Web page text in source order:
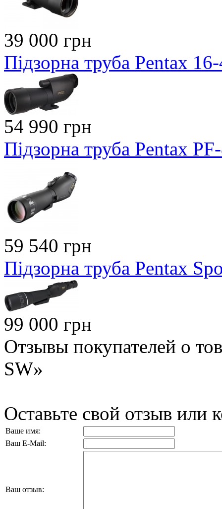
39 000 грн
Підзорна труба Pentax
54 990 грн
Підзорна труба Pentax
59 540 грн
Підзорна труба Pentax
99 000 грн
Отзывы покупателей о
SW»
Оставьте свой отзыв или
Ваше имя:
Ваш E-Mail:
Ваш отзыв: